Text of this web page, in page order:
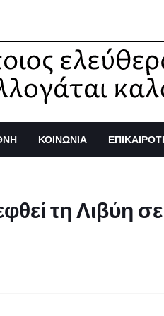
ΚΟΙΝΩΝΙΑ
τη Λιβύη